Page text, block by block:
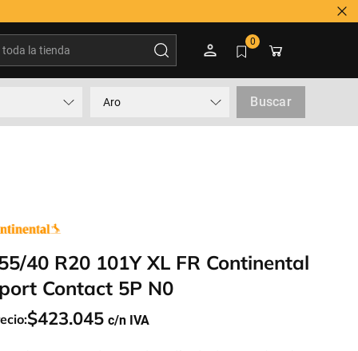
0
Aro Buscar
40 R20 101Y XL FR Continental
Contact 5P N0
$423.045